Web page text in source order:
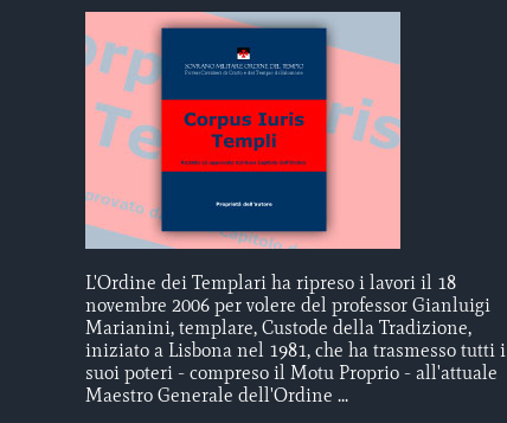
L'Ordine dei Templari ha ripreso i lavori il 18
novembre 2006 per volere del professor Gianluigi
Marianini, templare, Custode della Tradizione,
iniziato a Lisbona nel 1981, che ha trasmesso tutti i
suoi poteri - compreso il Motu Proprio - all'attuale
Maestro Generale dell'Ordine ...